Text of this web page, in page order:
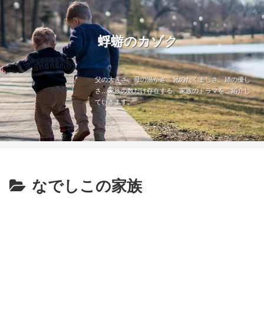
蜉蝣のカゾク
父の大きさ、母の温かさ、兄のたくましさ、姉の優し
さ…家族の数だけ存在する、家族のドラマをご紹介し
ていきます。
なでしこの家族